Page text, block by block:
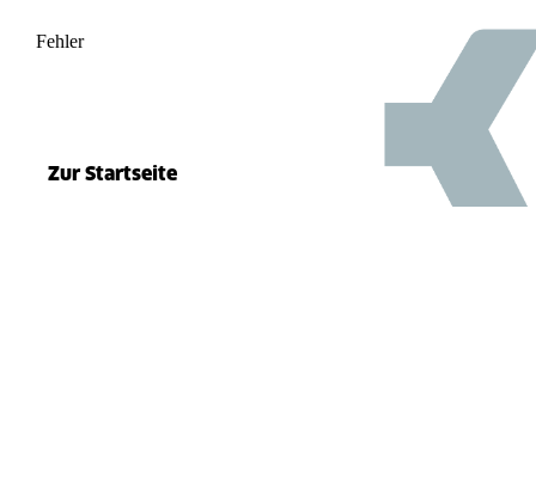
Fehler 500
Zur Startseite